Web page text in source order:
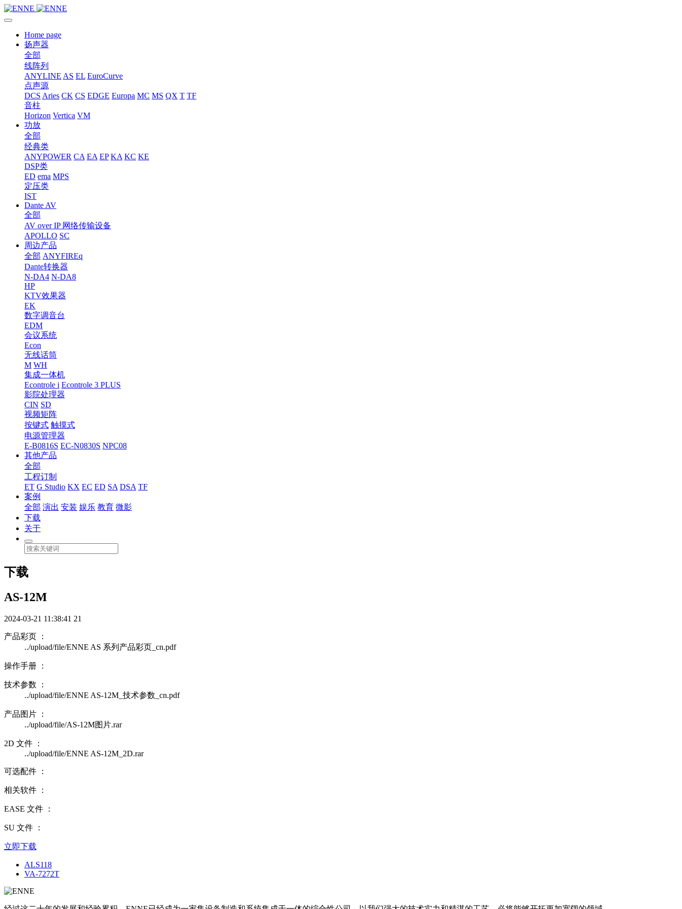
Home page
扬声器
全部
线阵列
ANYLINE AS EL EuroCurve
点声源
DCS Aries CK CS EDGE Europa MC MS QX T TF
音柱
Horizon Vertica VM
功放
全部
经典类
ANYPOWER CA EA EP KA KC KE
DSP类
ED ema MPS
定压类
IST
Dante AV
全部
AV over IP 网络传输设备
APOLLO SC
周边产品
全部 ANYFIREq
Dante转换器
N-DA4 N-DA8
HP
KTV效果器
EK
数字调音台
EDM
会议系统
Econ
无线话筒
M WH
集成一体机
Econtrole i Econtrole 3 PLUS
影院处理器
CIN SD
视频矩阵
按键式 触摸式
电源管理器
E-B0816S EC-N0830S NPC08
其他产品
全部
工程订制
ET G Studio KX EC ED SA DSA TF
案例
全部 演出 安装 娱乐 教育 微影
下载
关于
下载
AS-12M
2024-03-21 11:38:41 21
产品彩页 ：
../upload/file/ENNE AS 系列产品彩页_cn.pdf
操作手册 ：
技术参数 ：
../upload/file/ENNE AS-12M_技术参数_cn.pdf
产品图片 ：
../upload/file/AS-12M图片.rar
2D 文件 ：
../upload/file/ENNE AS-12M_2D.rar
可选配件 ：
相关软件 ：
EASE 文件 ：
SU 文件 ：
立即下载
ALS118
VA-7272T